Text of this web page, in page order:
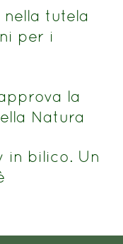
tutela
per i
la
Natura
in bilico. Un